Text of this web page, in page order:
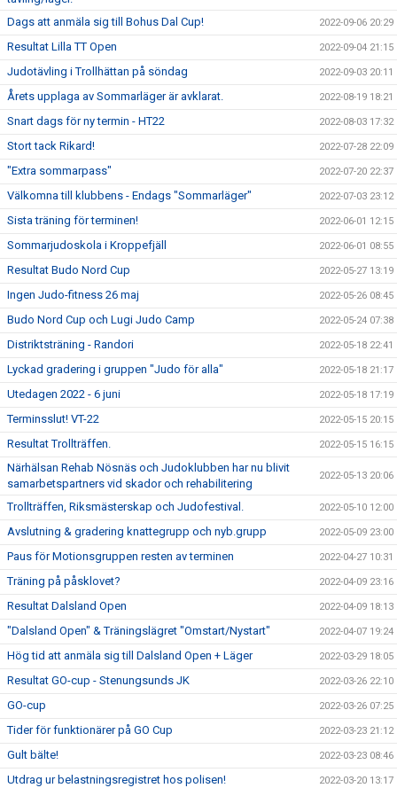
Dags att anmäla sig till Bohus Dal Cup!
2022-09-06 20:29
Resultat Lilla TT Open 2022-09-04 21:15
Judotävling i Trollhättan på söndag 2022-09-03 20:11
Årets upplaga av Sommarläger är avklarat. 2022-08-19 18:21
Snart dags för ny termin - HT22 2022-08-03 17:32
Stort tack Rikard! 2022-07-28 22:09
"Extra sommarpass" 2022-07-20 22:37
Välkomna till klubbens - Endags "Sommarläger" 2022-07-03 23:12
Sista träning för terminen! 2022-06-01 12:15
Sommarjudoskola i Kroppefjäll 2022-06-01 08:55
Resultat Budo Nord Cup 2022-05-27 13:19
Ingen Judo-fitness 26 maj 2022-05-26 08:45
Budo Nord Cup och Lugi Judo Camp 2022-05-24 07:38
Distriktsträning - Randori 2022-05-18 22:41
Lyckad gradering i gruppen "Judo för alla" 2022-05-18 21:17
Utedagen 2022 - 6 juni 2022-05-18 17:19
Terminsslut! VT-22 2022-05-15 20:15
Resultat Trollträffen. 2022-05-15 16:15
Närhälsan Rehab Nösnäs och Judoklubben har nu blivit
samarbetspartners vid skador och rehabilitering
2022-05-13 20:06
Trollträffen, Riksmästerskap och Judofestival. 2022-05-10 12:00
Avslutning & gradering knattegrupp och nyb.grupp 2022-05-09 23:00
Paus för Motionsgruppen resten av terminen 2022-04-27 10:31
Träning på påsklovet? 2022-04-09 23:16
Resultat Dalsland Open 2022-04-09 18:13
"Dalsland Open" & Träningslägret "Omstart/Nystart" 2022-04-07 19:24
Hög tid att anmäla sig till Dalsland Open + Läger 2022-03-29 18:05
Resultat GO-cup - Stenungsunds JK 2022-03-26 22:10
GO-cup 2022-03-26 07:25
Tider för funktionärer på GO Cup 2022-03-23 21:12
Gult bälte! 2022-03-23 08:46
Utdrag ur belastningsregistret hos polisen! 2022-03-20 13:17